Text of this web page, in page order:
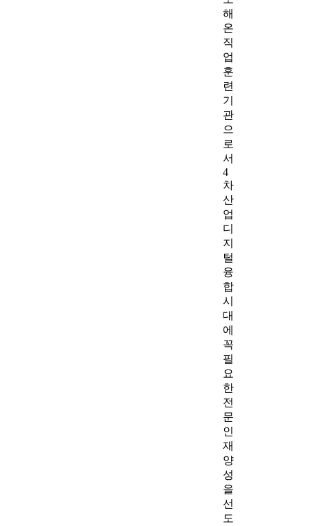
해
온
직
업
훈
련
기
관
으
로
서
4
차
산
업
디
지
털
융
합
시
대
에
꼭
필
요
한
전
문
인
재
양
성
을
선
도